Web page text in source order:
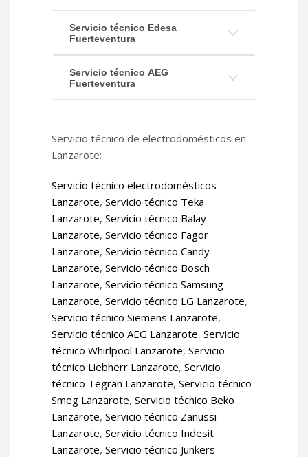
Servicio técnico Edesa
Fuerteventura
Servicio técnico AEG
Fuerteventura
Servicio técnico de electrodomésticos en
Lanzarote:
Servicio técnico electrodomésticos
Lanzarote, Servicio técnico Teka
Lanzarote, Servicio técnico Balay
Lanzarote, Servicio técnico Fagor
Lanzarote, Servicio técnico Candy
Lanzarote, Servicio técnico Bosch
Lanzarote, Servicio técnico Samsung
Lanzarote, Servicio técnico LG Lanzarote,
Servicio técnico Siemens Lanzarote,
Servicio técnico AEG Lanzarote, Servicio
técnico Whirlpool Lanzarote, Servicio
técnico Liebherr Lanzarote, Servicio
técnico Tegran Lanzarote, Servicio técnico
Smeg Lanzarote, Servicio técnico Beko
Lanzarote, Servicio técnico Zanussi
Lanzarote, Servicio técnico Indesit
Lanzarote, Servicio técnico Junkers